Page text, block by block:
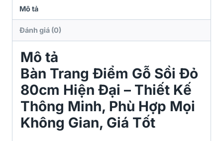
Mô tả
Đánh giá (0)
Mô tả
Bàn Trang Điểm Gỗ Sồi Đỏ
80cm Hiện Đại – Thiết Kế
Thông Minh, Phù Hợp Mọi
Không Gian, Giá Tốt